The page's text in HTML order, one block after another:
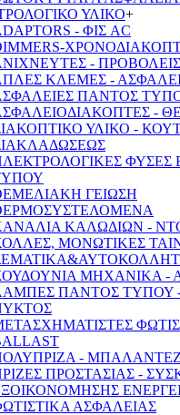
ΥΛΙΚΟ+
- ΦΙΣ AC
-
ΚΛΕΜΕΣ -
ΠΑΝΤΟΣ
-
ΥΛΙΚΟ -
ΦΥΣΕΣ
ΓΕΙΩΣΗ
ΚΑΛΩΔΙΩΝ -
ΜΟΝΩΤΙΚΕΣ
ΜΗΧΑΝΙΚΑ -
ΠΑΝΤΟΣ ΤΥΠΟΥ
-
ΠΡΟΣΤΑΣΙΑΣ -
ΑΣΦΑΛΕΙΑΣ